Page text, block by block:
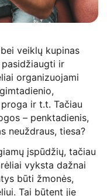
veiklų kupinas
ir
organizuojami
ir t.t. Tačiau
– penktadienis,
neuždraus, tiesa?
įspūdžių, tačiau
vyksta dažnai
būti žmonės,
Tai būtent jie